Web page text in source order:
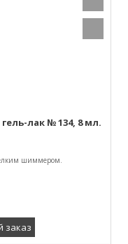
лак № 134, 8 мл.
шиммером.
заказ